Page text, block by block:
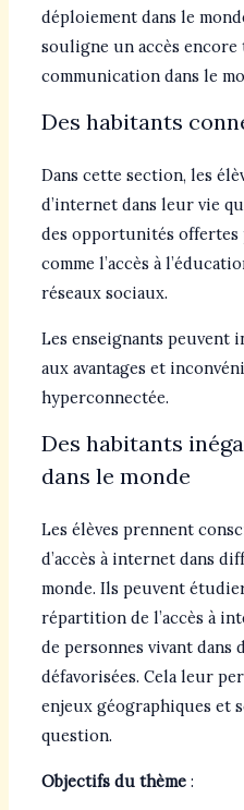
déploiement dans le
souligne un accès encore
communication dans le
Des habitants
Dans cette section, les
d’internet dans leur vie
des opportunités offertes
comme l’accès à
réseaux sociaux.
Les enseignants peuvent
aux avantages et
hyperconnectée.
Des habitants
dans le monde
Les élèves prennent
d’accès à internet dans
monde. Ils peuvent
répartition de l’accès à
de personnes vivant dans
défavorisées. Cela leur
enjeux géographiques et
question.
Objectifs du thème: